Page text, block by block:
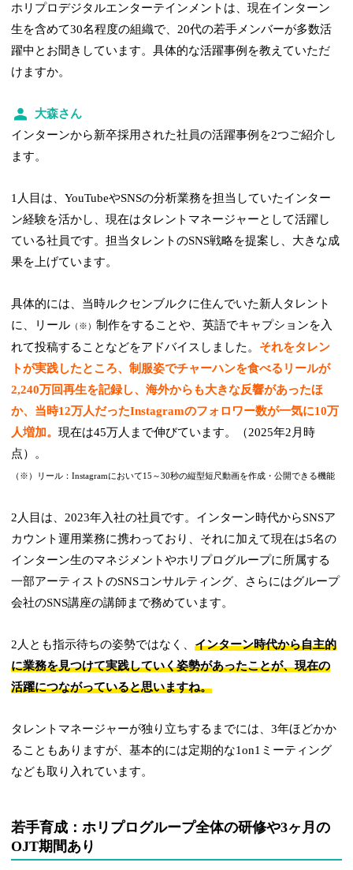
ホリプロデジタルエンターテインメントは、現在インターン
生を含めて30名程度の組織で、20代の若手メンバーが多数活
躍中とお聞きしています。具体的な活躍事例を教えていただ
けますか。
大森さん
インターンから新卒採用された社員の活躍事例を2つご紹介し
ます。
1人目は、YouTubeやSNSの分析業務を担当していたインター
ン経験を活かし、現在はタレントマネージャーとして活躍し
ている社員です。担当タレントのSNS戦略を提案し、大きな成
果を上げています。
具体的には、当時ルクセンブルクに住んでいた新人タレント
に、リール （※）制作をすることや、英語でキャプションを入
れて投稿することなどをアドバイスしました。 それをタレン
トが実践したところ、制服姿でチャーハンを食べるリールが
2,240万回再生を記録し、海外からも大きな反響があったほ
か、当時12万人だったInstagramのフォロワー数が一気に10万
人増加。現在は45万人まで伸びています。（2025年2月時
点）。
（※）リール：Instagramにおいて15～30秒の縦型短尺動画を作成・公開できる機能
2人目は、2023年入社の社員です。インターン時代からSNSア
カウント運用業務に携わっており、それに加えて現在は5名の
インターン生のマネジメントやホリプログループに所属する
一部アーティストのSNSコンサルティング、さらにはグループ
会社のSNS講座の講師まで務めています。
2人とも指示待ちの姿勢ではなく、インターン時代から自主的
に業務を見つけて実践していく姿勢があったことが、現在の
活躍につながっていると思いますね。
タレントマネージャーが独り立ちするまでには、3年ほどかか
ることもありますが、基本的には定期的な1on1ミーティング
なども取り入れています。
若手育成：ホリプログループ全体の研修や3ヶ月の
OJT期間あり